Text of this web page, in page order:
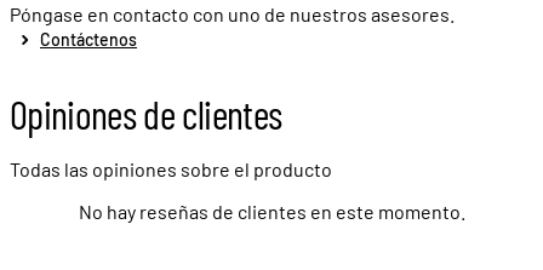
Póngase en contacto con uno de nuestros asesores.
Contáctenos
Opiniones de clientes
Todas las opiniones sobre el producto
No hay reseñas de clientes en este momento.